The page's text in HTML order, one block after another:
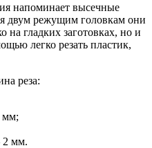
напоминает высечные
двум режущим головкам они
на гладких заготовках, но и
легко резать пластик,
реза:
мм;
2 мм.